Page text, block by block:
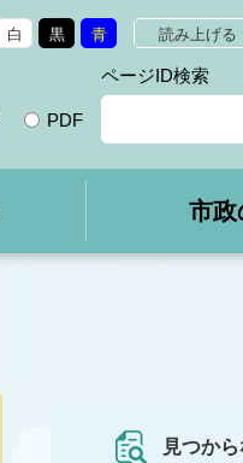
白 黒 青 読み上げる
PDF
ページID検索
市政
見つか